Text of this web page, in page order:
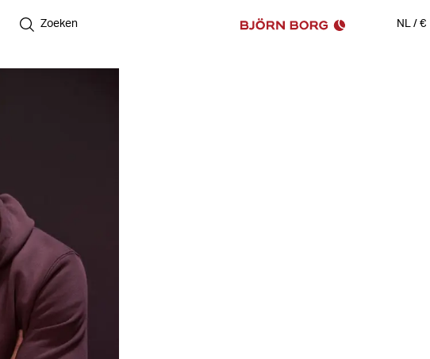
Zoeken NL / €